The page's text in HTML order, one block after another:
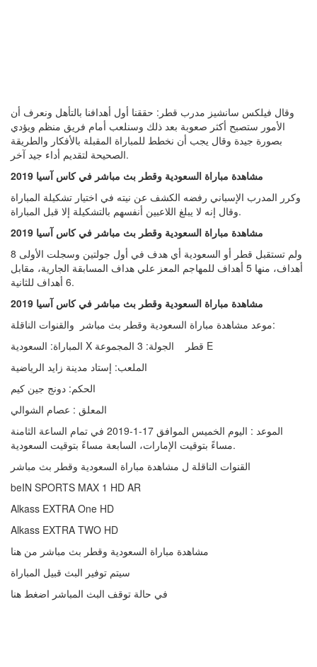
وقال فيلكس سانشيز مدرب قطر: حققنا أول أهدافنا بالتأهل ونعرف أن
الأمور ستصبح أكثر صعوبة بعد ذلك وسنلعب أمام فريق منظم ويؤدي
بصورة جيدة وقال يجب أن نخطط للمباراة المقبلة بالأفكار والطريقة
الصحيحة لتقديم أداء جيد آخر.
مشاهدة مباراة السعودية وقطر بث مباشر في كاس آسيا 2019
وكرر المدرب الإسباني رفضه الكشف عن نيته في اختيار تشكيلة المباراة
وقال إنه لا يبلغ اللاعبين أنفسهم بالتشكيلة إلا قبل المباراة.
مشاهدة مباراة السعودية وقطر بث مباشر في كاس آسيا 2019
ولم تستقبل قطر أو السعودية أي هدف في أول جولتين وسجلت الأولى 8
أهداف، منها 5 أهداف للمهاجم المعز علي هداف المسابقة الجارية، مقابل
6 أهداف للثانية.
مشاهدة مباراة السعودية وقطر بث مباشر في كاس آسيا 2019
موعد مشاهدة مباراة السعودية وقطر بث مباشر والقنوات الناقلة:
المباراة: السعودية X قطر الجولة: 3 المجموعة E
الملعب: إستاد مدينة زايد الرياضية
الحكم: دونج جين كيم
المعلق : عصام الشوالي
الموعد : اليوم الخميس الموافق 17-1-2019 في تمام الساعة الثامنة
مساءً بتوقيت الإمارات، السابعة مساءً بتوقيت السعودية.
القنوات الناقلة ل مشاهدة مباراة السعودية وقطر بث مباشر
beIN SPORTS MAX 1 HD AR
Alkass EXTRA One HD
Alkass EXTRA TWO HD
مشاهدة مباراة السعودية وقطر بث مباشر من هنا
سيتم توفير البث قبيل المباراة
في حالة توقف البث المباشر اضغط هنا